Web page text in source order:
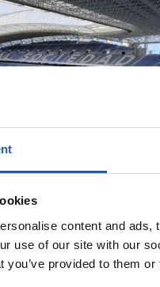
content and
use of our site with our
you’ve provided to them